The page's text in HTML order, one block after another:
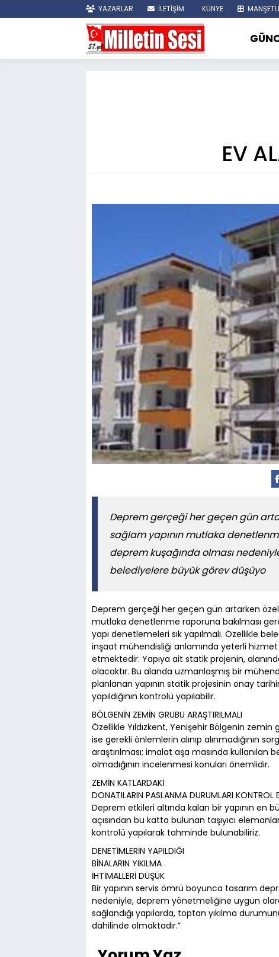
YAZARLAR İLETİŞİM KÜNYE
EV
Deprem gerçeği her geçen gün
sağlam yapının mutlaka
deprem kuşağında olması
belediyelere büyük görev düşüyo
Deprem gerçeği her geçen gün artarken
mutlaka denetlenme raporuna bakılması
yapı denetlemeleri sık yapılmalı. Özellikle
inşaat mühendisliği anlamında yeterli hizmet
etmektedir. Yapıya ait statik projenin,
olacaktır. Bu alanda uzmanlaşmış bir
planlanan yapının statik projesinin onay
yapıldığının kontrolü yapılabilir.
BÖLGENİN ZEMİN GRUBU ARAŞTIRILMALI
Özellikle Yıldızkent, Yenişehir Bölgenin
ise gerekli önlemlerin alınıp alınmadığının
araştırılması; imalat aşa masında kullanılan
olmadığının incelenmesi konuları önemlidir.
ZEMİN KATLARDAKİ
DONATILARIN PASLANMA DURUMLARI KONTROL
Deprem etkileri altında kalan bir yapının en
açısından bu katta bulunan taşıyıcı
kontrolü yapılarak tahminde bulunabiliriz.
DENETİMLERİN YAPILDIĞI
BİNALARIN YIKILMA
İHTİMALLERİ DÜŞÜK
Bir yapının servis ömrü boyunca tasarım
nedeniyle, deprem yönetmeliğine uygun
sağlandığı yapılarda, toptan yıkılma
dahilinde olmaktadır.”